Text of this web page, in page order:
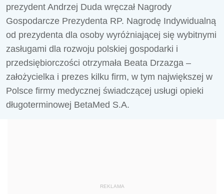
prezydent Andrzej Duda wręczał Nagrody
Gospodarcze Prezydenta RP. Nagrodę Indywidualną
od prezydenta dla osoby wyróżniającej się wybitnymi
zasługami dla rozwoju polskiej gospodarki i
przedsiębiorczości otrzymała Beata Drzazga –
założycielka i prezes kilku firm, w tym największej w
Polsce firmy medycznej świadczącej usługi opieki
długoterminowej BetaMed S.A.
REKLAMA